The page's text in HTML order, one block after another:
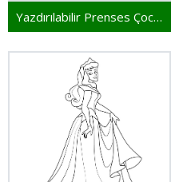
Yazdırılabilir Prenses Çocuklar İçin